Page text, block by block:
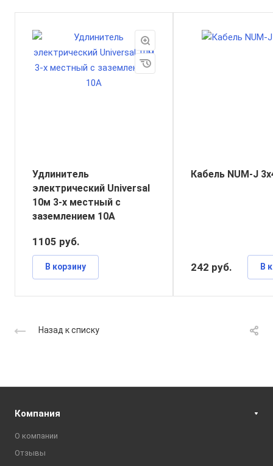
Удлинитель
электрический Universal
10м 3-х местный с
заземлением 10А
1105 руб.
В корзину
Кабель NUM-J
242 руб. В
Назад к списку
Компания
О компании
Отзывы